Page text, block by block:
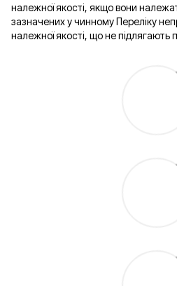
належної якості, якщо вони
зазначених у чинному Переліку
належної якості, що не підлягають